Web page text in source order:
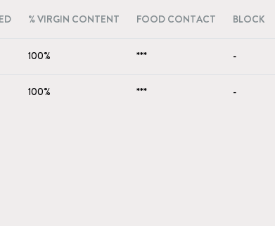
% VIRGIN CONTENT FOOD CONTACT BLOCK
100% *** -
100% *** -